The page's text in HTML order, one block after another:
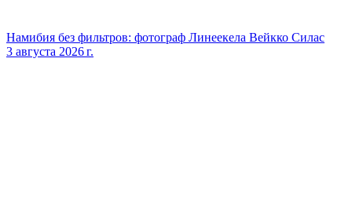
Намибия без фильтров: фотограф Линеекела Вейкко Силас
3 августа 2026 г.